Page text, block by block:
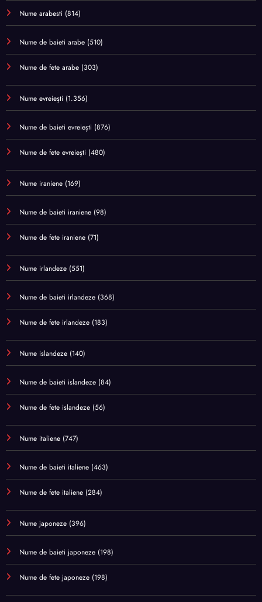
Nume arabesti (814)
Nume de baieti arabe (510)
Nume de fete arabe (303)
Nume evreiești (1.356)
Nume de baieti evreiești (876)
Nume de fete evreiești (480)
Nume iraniene (169)
Nume de baieti iraniene (98)
Nume de fete iraniene (71)
Nume irlandeze (551)
Nume de baieti irlandeze (368)
Nume de fete irlandeze (183)
Nume islandeze (140)
Nume de baieti islandeze (84)
Nume de fete islandeze (56)
Nume italiene (747)
Nume de baieti italiene (463)
Nume de fete italiene (284)
Nume japoneze (396)
Nume de baieti japoneze (198)
Nume de fete japoneze (198)